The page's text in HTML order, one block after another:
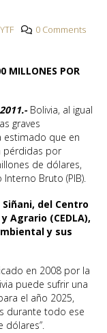
0 Comments
MILLONES POR
Bolivia, al igual
graves
estimado que en
pérdidas por
de dólares,
Bruto (PIB).
del Centro
Agrario (CEDLA),
y sus
en 2008 por la
puede sufrir una
el año 2025,
durante todo ese
dólares”.